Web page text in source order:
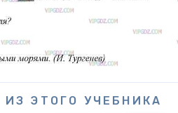
ЭТОГО УЧЕБНИКА